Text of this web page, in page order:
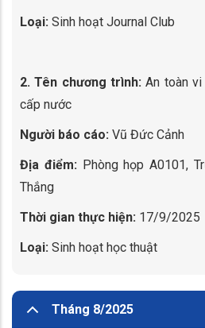
Loại: Sinh hoạt Journal Club
2. Tên chương trình: An toàn
cấp nước
Người báo cáo: Vũ Đức Cảnh
Địa điểm: Phòng họp A0101,
Thắng
Thời gian thực hiện: 17/9/2025
Loại: Sinh hoạt học thuật
Tháng 8/2025